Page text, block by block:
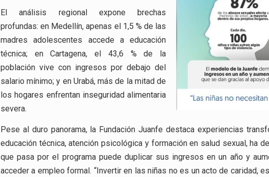
El análisis regional expone brechas
profundas: en Medellín, apenas el 1,5 % de las
madres adolescentes accede a educación
técnica; en Cartagena, el 43,6 % de la
población vive con ingresos por debajo del
salario mínimo; y en Urabá, más de la mitad de
los hogares enfrentan inseguridad alimentaria
severa.
Pese al duro panorama, la Fundación Juanfe destaca experiencias
educación técnica, atención psicológica y formación en salud sexual, ha
que pasa por el programa puede duplicar sus ingresos en un año y
acceder a empleo formal. “Invertir en las niñas no es un acto de caridad,